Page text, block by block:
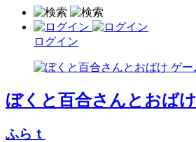
ログイン
ぼくと百合さんとおばけ
ふらｔ